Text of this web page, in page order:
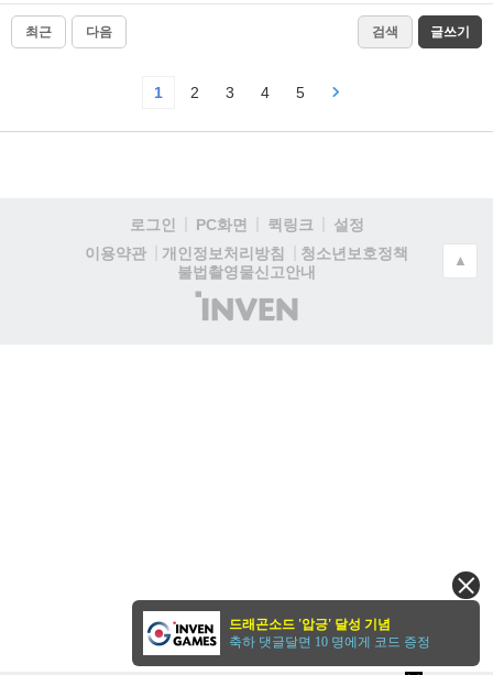
최근 다음 검색 글쓰기
1 2 3 4 5
로그인 PC화면 퀵링크
설정
이용약관
개인정보처리방침
청소년보호정책
불법촬영물신고안내
(주)
인
▲
드래곤소드 '압긍' 달성 기념
축하 댓글달면 10 명에게 코드 증정